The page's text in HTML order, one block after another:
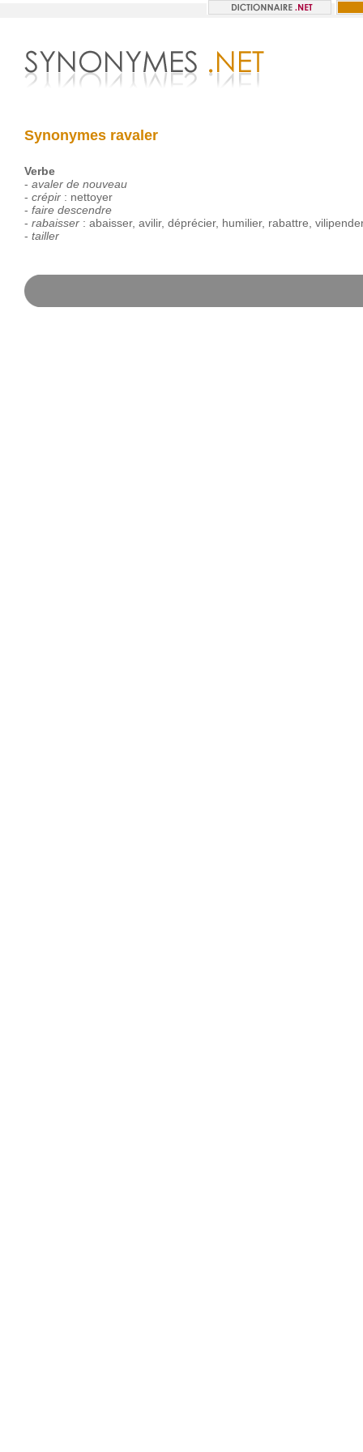
Synonymes ravaler
Verbe
- avaler de nouveau
- crépir: nettoyer
- faire descendre
- rabaisser: abaisser, avilir, déprécier, humilier, rabattre vilipender
- tailler